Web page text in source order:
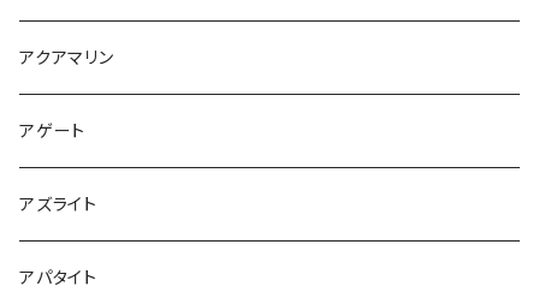
アクアマリン
アゲート
アズライト
アパタイト